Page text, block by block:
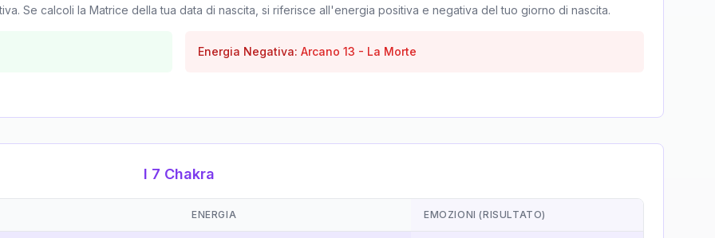
Se calcoli la Matrice della tua data di nascita, si riferisce all'energia positiva e negativa del tuo giorno di nascita.
Energia Negativa: Arcano 13 - La Morte
I 7 Chakra
ENERGIA EMOZIONI (RISULTATO)